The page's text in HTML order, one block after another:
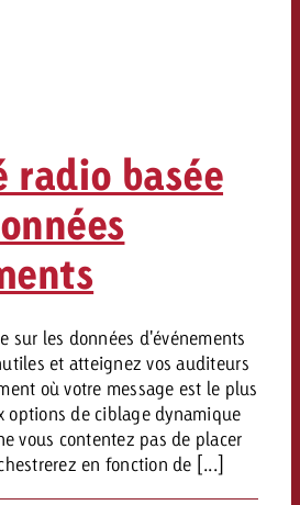
radio basée
sur les données d'événements
et atteignez vos auditeurs
où votre message est le plus
options de ciblage dynamique
vous contentez pas de placer
en fonction de [...]